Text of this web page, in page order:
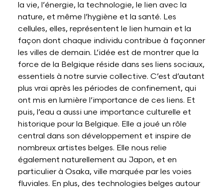
la vie, l’énergie, la technologie, le lien avec la
nature, et même l’hygiène et la santé. Les
cellules, elles, représentent le lien humain et la
façon dont chaque individu contribue à façonner
les villes de demain. L’idée est de montrer que la
force de la Belgique réside dans ses liens sociaux,
essentiels à notre survie collective. C’est d’autant
plus vrai après les périodes de confinement, qui
ont mis en lumière l’importance de ces liens. Et
puis, l’eau a aussi une importance culturelle et
historique pour la Belgique. Elle a joué un rôle
central dans son développement et inspire de
nombreux artistes belges. Elle nous relie
également naturellement au Japon, et en
particulier à Osaka, ville marquée par les voies
fluviales. En plus, des technologies belges autour